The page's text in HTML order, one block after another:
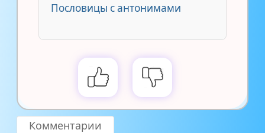
Пословицы с антонимами
Комментарии